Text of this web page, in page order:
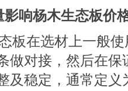
影响杨木生态板价
板在选材上一般
做对接，然后在
及稳定，通常定